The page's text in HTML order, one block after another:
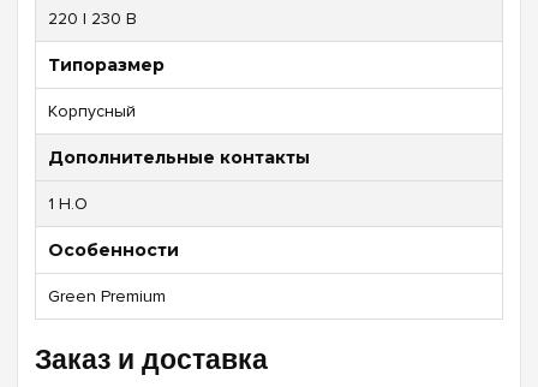
220 | 230 В
Типоразмер
Корпусный
Дополнительные контакты
1 Н.О
Особенности
Green Premium
Заказ и доставка